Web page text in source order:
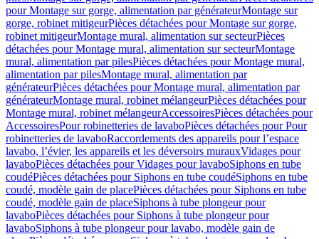
pour Montage sur gorge, alimentation par générateurMontage sur
gorge, robinet mitigeurPièces détachées pour Montage sur gorge,
robinet mitigeurMontage mural, alimentation sur secteurPièces
détachées pour Montage mural, alimentation sur secteurMontage
mural, alimentation par pilesPièces détachées pour Montage mural,
alimentation par pilesMontage mural, alimentation par
générateurPièces détachées pour Montage mural, alimentation par
générateurMontage mural, robinet mélangeurPièces détachées pour
Montage mural, robinet mélangeurAccessoiresPièces détachées pour
AccessoiresPour robinetteries de lavaboPièces détachées pour Pour
robinetteries de lavaboRaccordements des appareils pour l’espace
lavabo, l’évier, les appareils et les déversoirs murauxVidages pour
lavaboPièces détachées pour Vidages pour lavaboSiphons en tube
coudéPièces détachées pour Siphons en tube coudéSiphons en tube
coudé, modèle gain de placePièces détachées pour Siphons en tube
coudé, modèle gain de placeSiphons à tube plongeur pour
lavaboPièces détachées pour Siphons à tube plongeur pour
lavaboSiphons à tube plongeur pour lavabo, modèle gain de